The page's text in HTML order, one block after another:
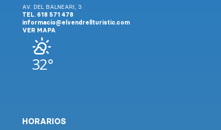
AV. DEL BALNEARI, 3
TEL. 618 571 478
informacio@elvendrellturistic.com
VER MAPA
32°
HORARIOS